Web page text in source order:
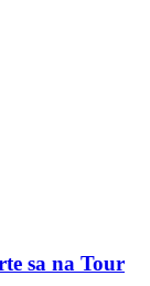
sa na Tour